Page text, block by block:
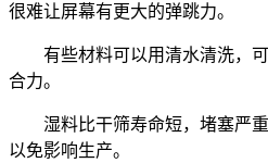
很难让屏幕有更大的弹跳力。
有些材料可以用清水清洗，可
合力。
湿料比干筛寿命短，堵塞严重
以免影响生产。